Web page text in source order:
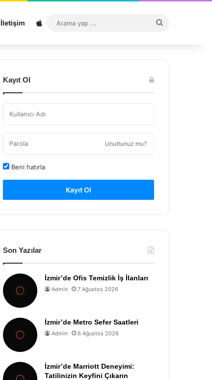
İletişim Sitemap
...
Kayıt Ol
Unuttunuz mu?
Beni hatırla
Kayıt Ol
Son Yazılar
İzmir’de Ofis Temizlik İş İlanları
Admin 7 Ağustos 2026
İzmir’de Metro Sefer Saatleri
Admin 6 Ağustos 2026
İzmir’de Marriott Deneyimi:
Tatilinizin Keyfini Çıkarın